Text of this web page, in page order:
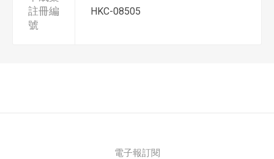
註冊編
號
HKC-08505
電子報訂閱